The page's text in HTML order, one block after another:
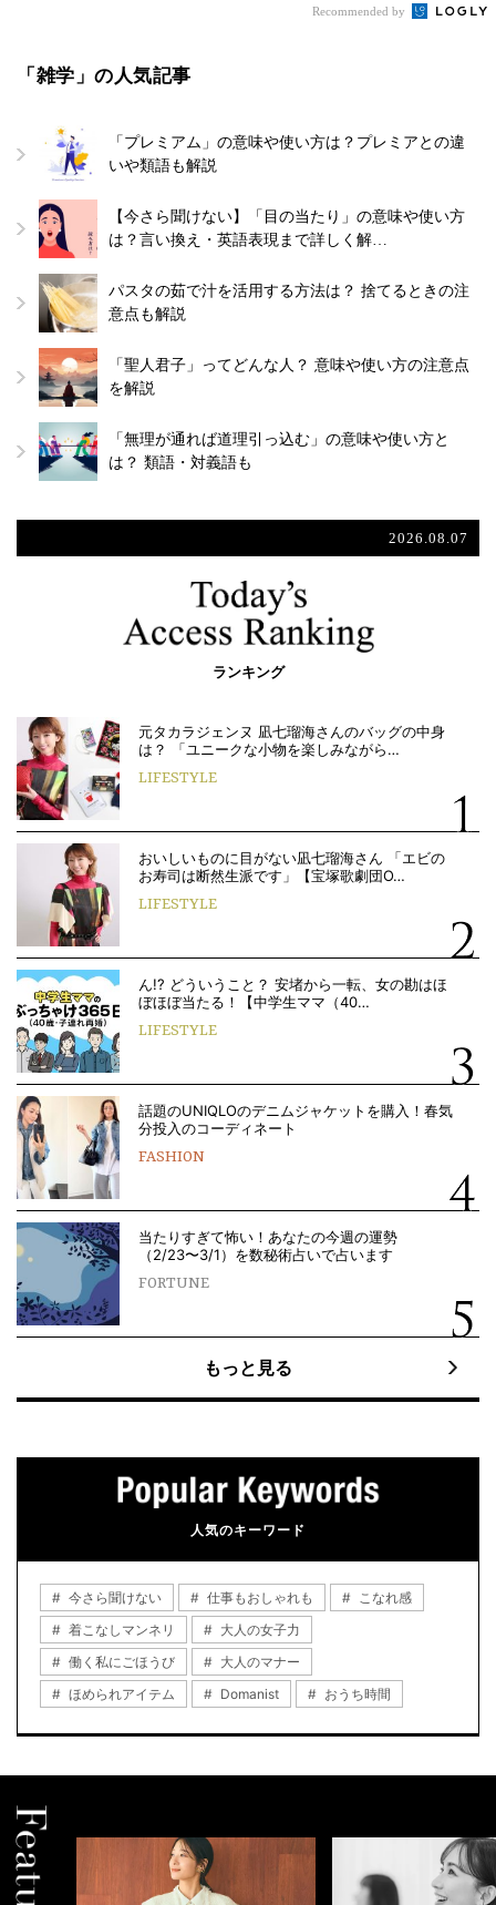
Recommended by
「雑学」の人気記事
「プレミアム」の意味や使い方は？プレミアとの違
いや類語も解説
【今さら聞けない】「目の当たり」の意味や使い方
は？言い換え・英語表現まで詳しく解…
パスタの茹で汁を活用する方法は？ 捨てるときの注
意点も解説
「聖人君子」ってどんな人？ 意味や使い方の注意点
を解説
「無理が通れば道理引っ込む」の意味や使い方と
は？ 類語・対義語も
2026.08.07
ランキング
元タカラジェンヌ 凪七瑠海さんのバッグの中身
は？ 「ユニークな小物を楽しみながら…
LIFESTYLE
おいしいものに目がない凪七瑠海さん 「エビの
お寿司は断然生派です」【宝塚歌劇団O…
LIFESTYLE
ん!? どういうこと？ 安堵から一転、女の勘はほ
ぼほぼ当たる！【中学生ママ（40…
LIFESTYLE
話題のUNIQLOのデニムジャケットを購入！春気
分投入のコーディネート
FASHION
当たりすぎて怖い！あなたの今週の運勢
（2/23〜3/1）を数秘術占いで占います
FORTUNE
もっと見る
人気のキーワード
今さら聞けない 仕事もおしゃれも
こなれ感
着こなしマンネリ
大人の女子力
働く私にごほうび
大人のマナー
ほめられアイテム
Domanist おうち時間